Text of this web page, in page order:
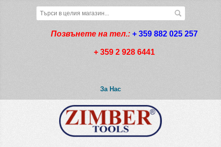
Позвънете на тел.: + 359 882 025 257
+ 359 2 928 6441
За Нас